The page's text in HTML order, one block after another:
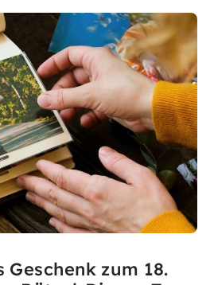
Geschenk zum 18.